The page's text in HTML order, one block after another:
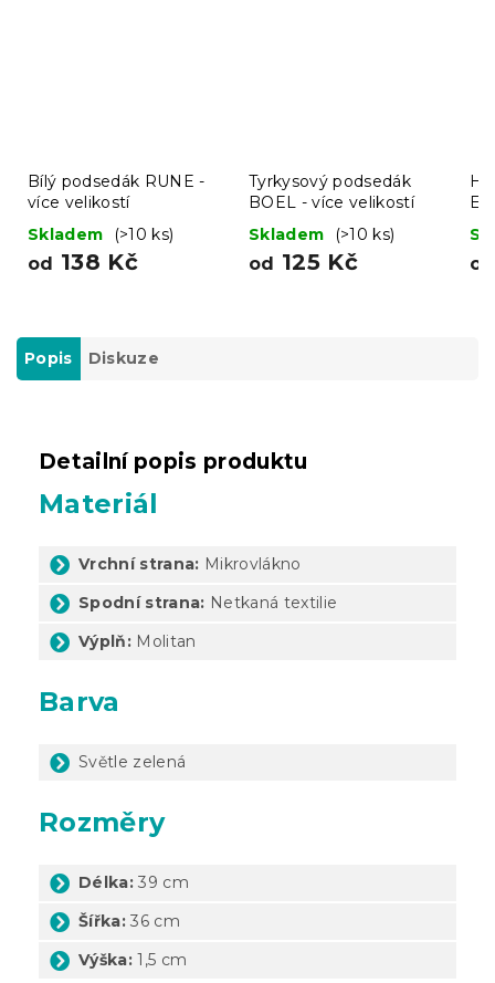
Bílý podsedák RUNE -
více velikostí
Skladem
(>10 ks)
od 138 Kč
Tyrkysový podsedák
BOEL - více velikostí
Skladem
(>10 ks)
od 125 Kč od
Popis Diskuze
Detailní popis produktu
Materiál
Vrchní strana: Mikrovlákno
Spodní strana: Netkaná textilie
Výplň: Molitan
Barva
Světle zelená
Rozměry
Délka: 39 cm
Šířka: 36 cm
Výška: 1,5 cm